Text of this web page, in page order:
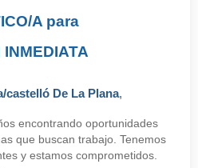
A para
castelló De La Plana,
encontrando oportunidades
que buscan trabajo. Tenemos
y estamos comprometidos.